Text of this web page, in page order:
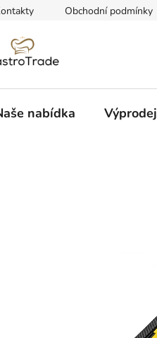
Obchodní podmínky
nabídka Výprodej